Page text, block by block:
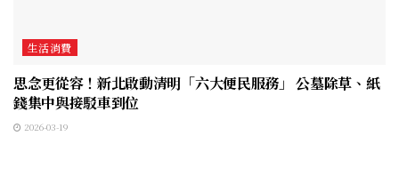
生活消費
思念更從容！新北啟動清明「六大便民服務」 公墓除草、紙
錢集中與接駁車到位
2026-03-19